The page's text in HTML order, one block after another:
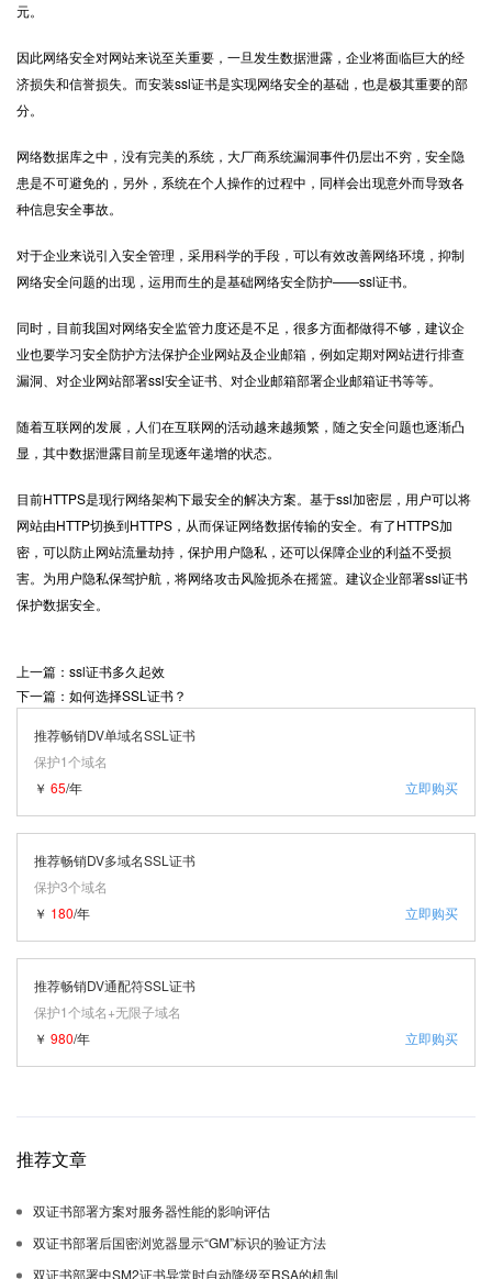
元。
因此网络安全对网站来说至关重要，一旦发生数据泄露，企业将面临巨大的经
济损失和信誉损失。而安装ssl证书是实现网络安全的基础，也是极其重要的部
分。
网络数据库之中，没有完美的系统，大厂商系统漏洞事件仍层出不穷，安全隐
患是不可避免的，另外，系统在个人操作的过程中，同样会出现意外而导致各
种信息安全事故。
对于企业来说引入安全管理，采用科学的手段，可以有效改善网络环境，抑制
网络安全问题的出现，运用而生的是基础网络安全防护——ssl证书。
同时，目前我国对网络安全监管力度还是不足，很多方面都做得不够，建议企
业也要学习安全防护方法保护企业网站及企业邮箱，例如定期对网站进行排查
漏洞、对企业网站部署ssl安全证书、对企业邮箱部署企业邮箱证书等等。
随着互联网的发展，人们在互联网的活动越来越频繁，随之安全问题也逐渐凸
显，其中数据泄露目前呈现逐年递增的状态。
目前HTTPS是现行网络架构下最安全的解决方案。基于ssl加密层，用户可以将
网站由HTTP切换到HTTPS，从而保证网络数据传输的安全。有了HTTPS加
密，可以防止网站流量劫持，保护用户隐私，还可以保障企业的利益不受损
害。为用户隐私保驾护航，将网络攻击风险扼杀在摇篮。建议企业部署ssl证书
保护数据安全。
上一篇：ssl证书多久起效
下一篇：如何选择SSL证书？
推荐畅销DV单域名SSL证书
保护1个域名
立即购买
￥ 65/年
推荐畅销DV多域名SSL证书
保护3个域名
立即购买
￥ 180/年
推荐畅销DV通配符SSL证书
保护1个域名+无限子域名
立即购买
￥ 980/年
推荐文章
双证书部署方案对服务器性能的影响评估
双证书部署后国密浏览器显示“GM”标识的验证方法
双证书部署中SM2证书异常时自动降级至RSA的机制